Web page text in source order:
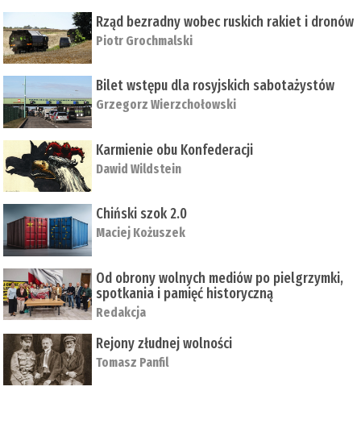
Rząd bezradny wobec ruskich rakiet i dronów
Piotr Grochmalski
Bilet wstępu dla rosyjskich sabotażystów
Grzegorz Wierzchołowski
Karmienie obu Konfederacji
Dawid Wildstein
Chiński szok 2.0
Maciej Kożuszek
Od obrony wolnych mediów po pielgrzymki,
spotkania i pamięć historyczną
Redakcja
Rejony złudnej wolności
Tomasz Panfil